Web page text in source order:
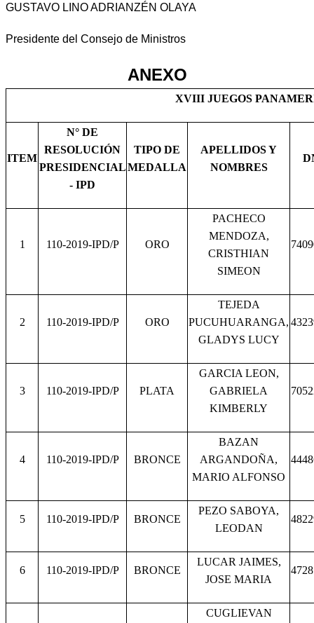
GUSTAVO LINO ADRIANZÉN OLAYA
Presidente del Consejo de Ministros
ANEXO
XVIII JUEGOS
ITEM
N° DE
RESOLUCIÓN
PRESIDENCIAL
- IPD
TIPO DE
MEDALLA
APELLIDOS Y
NOMBRES
1 110-2019-IPD/P ORO
PACHECO
MENDOZA,
CRISTHIAN
SIMEON
2 110-2019-IPD/P ORO
TEJEDA
PUCUHUARANGA,
GLADYS LUCY
3 110-2019-IPD/P PLATA
GARCIA LEON,
GABRIELA
KIMBERLY
4 110-2019-IPD/P BRONCE
BAZAN
ARGANDOÑA,
MARIO ALFONSO
5 110-2019-IPD/P BRONCE
PEZO SABOYA,
LEODAN
6 110-2019-IPD/P BRONCE
LUCAR JAIMES,
JOSE MARIA
CUGLIEVAN